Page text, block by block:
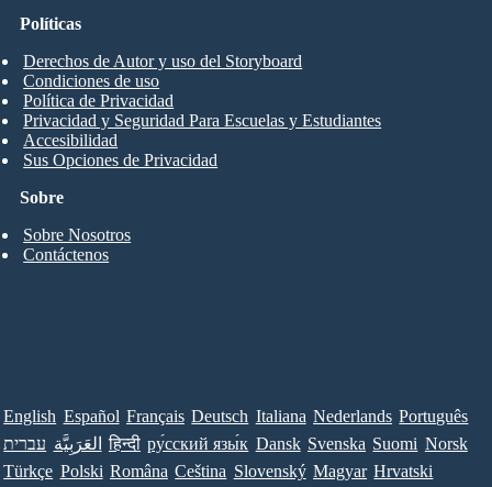
Sobre
Sobre Nosotros
Contáctenos
Políticas
Derechos de Autor y uso del Storyboard
Condiciones de uso
Política de Privacidad
Privacidad y Seguridad Para Escuelas y Estudiantes
Accesibilidad
Sus Opciones de Privacidad
English Español Français Deutsch Italiana Nederlands Português
עברית العَرَبِيَّة हिन्दी ру́сский язы́к Dansk Svenska Suomi Norsk
Türkçe Polski Româna Ceština Slovenský Magyar Hrvatski